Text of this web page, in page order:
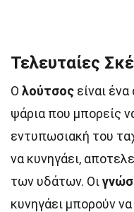
Τελευταίες
Ο λούτσος είναι
ψάρια που μπορείς
εντυπωσιακή του
να κυνηγάει,
των υδάτων. Οι
κυνηγάει μπορούν